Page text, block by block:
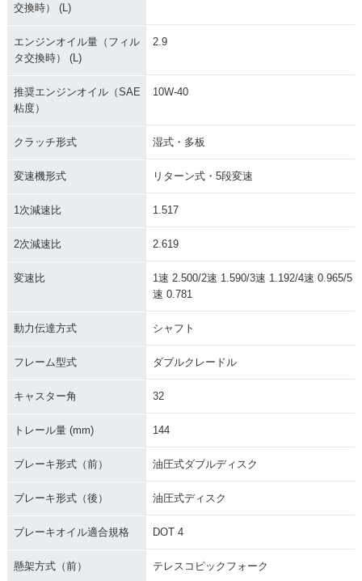
交換時） (L)
エンジンオイル量（フィル
タ交換時） (L)
2.9
推奨エンジンオイル（SAE
粘度）
10W-40
クラッチ形式 湿式・多板
変速機形式 リターン式・5段変速
1次減速比 1.517
2次減速比 2.619
変速比
1速 2.500/2速 1.590/3速 1.192/4速 0.965/5
速 0.781
動力伝達方式 シャフト
フレーム型式 ダブルクレードル
キャスター角 32
トレール量 (mm) 144
ブレーキ形式（前） 油圧式ダブルディスク
ブレーキ形式（後） 油圧式ディスク
ブレーキオイル適合規格 DOT 4
懸架方式（前） テレスコピックフォーク